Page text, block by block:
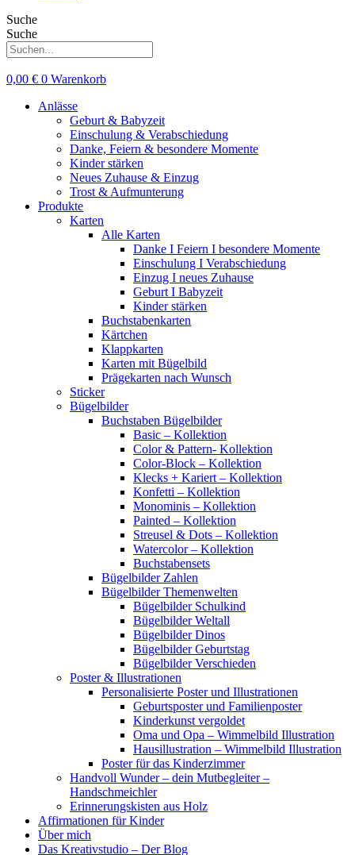
Suche
Suche
0,00 € 0 Warenkorb
Anlässe
Geburt & Babyzeit
Einschulung & Verabschiedung
Danke, Feiern & besondere Momente
Kinder stärken
Neues Zuhause & Einzug
Trost & Aufmunterung
Produkte
Karten
Alle Karten
Danke I Feiern I besondere Momente
Einschulung I Verabschiedung
Einzug I neues Zuhause
Geburt I Babyzeit
Kinder stärken
Buchstabenkarten
Kärtchen
Klappkarten
Karten mit Bügelbild
Prägekarten nach Wunsch
Sticker
Bügelbilder
Buchstaben Bügelbilder
Basic – Kollektion
Color & Pattern- Kollektion
Color-Block – Kollektion
Klecks + Kariert – Kollektion
Konfetti – Kollektion
Monominis – Kollektion
Painted – Kollektion
Streusel & Dots – Kollektion
Watercolor – Kollektion
Buchstabensets
Bügelbilder Zahlen
Bügelbilder Themenwelten
Bügelbilder Schulkind
Bügelbilder Weltall
Bügelbilder Dinos
Bügelbilder Geburtstag
Bügelbilder Verschieden
Poster & Illustrationen
Personalisierte Poster und Illustrationen
Geburtsposter und Familienposter
Kinderkunst vergoldet
Oma und Opa – Wimmelbild Illustration
Hausillustration – Wimmelbild Illustration
Poster für das Kinderzimmer
Handvoll Wunder – dein Mutbegleiter –
Handschmeichler
Erinnerungskisten aus Holz
Affirmationen für Kinder
Über mich
Das Kreativstudio – Der Blog